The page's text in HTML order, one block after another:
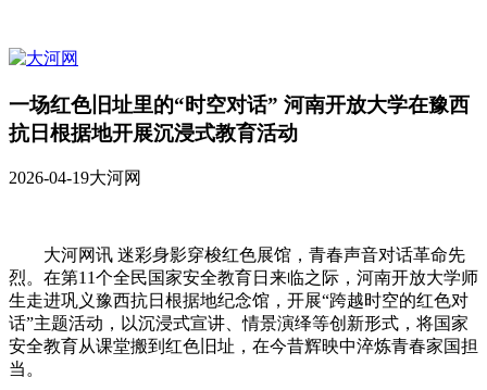
一场红色旧址里的“时空对话” 河南开放大学在豫西
抗日根据地开展沉浸式教育活动
2026-04-19大河网
大河网讯 迷彩身影穿梭红色展馆，青春声音对话革命先
烈。在第11个全民国家安全教育日来临之际，河南开放大学师
生走进巩义豫西抗日根据地纪念馆，开展“跨越时空的红色对
话”主题活动，以沉浸式宣讲、情景演绎等创新形式，将国家
安全教育从课堂搬到红色旧址，在今昔辉映中淬炼青春家国担
当。